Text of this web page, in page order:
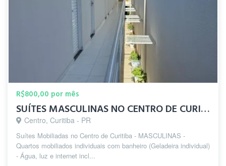
R$800,00 por mês
SUÍTES MASCULINAS NO CENTRO DE CURITIBA
Centro, Curitiba - PR
Suítes Mobiliadas no Centro de Curitiba - MASCULINAS -
Quartos mobiliados individuais com banheiro (Geladeira individual)
- Água, luz e internet incl...